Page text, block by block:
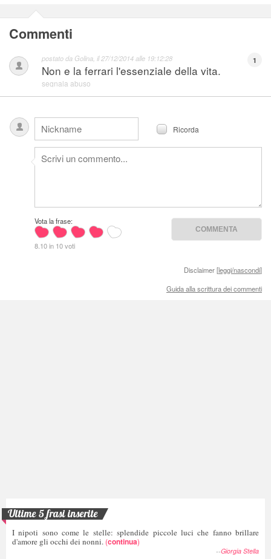
Commenti
1
postato da Golina , il27/12/2014 alle 19:12:28
Non e la ferrari l'essenziale della vita.
segnala abuso
Ricorda
Vota la frase:
8.10 in 10 voti
Disclaimer [leggi/nascondi]
Guida alla scrittura dei commenti
Ultime 5 frasi inserite
I nipoti sono come le stelle: splendide piccole luci che fanno brillare
d'amore gli occhi dei nonni. (continua)
--Giorgia Stella